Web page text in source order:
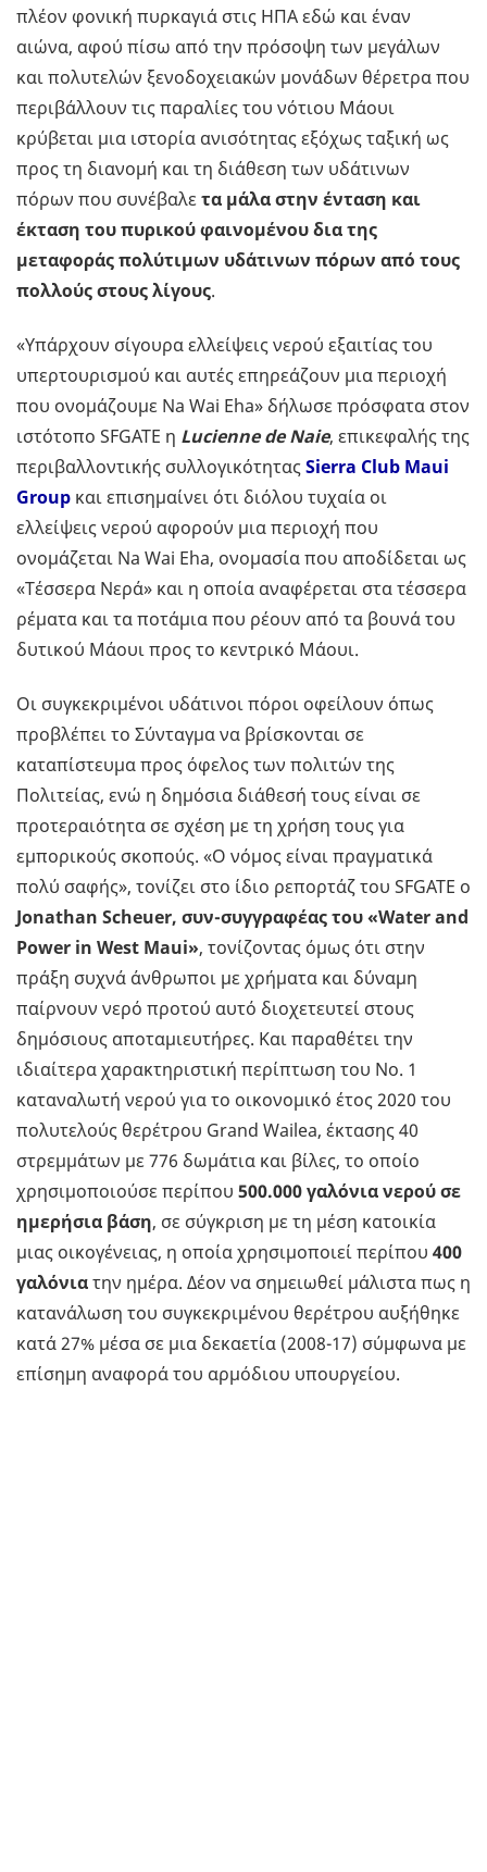
πλέον φονική πυρκαγιά στις ΗΠΑ εδώ και έναν
αιώνα, αφού πίσω από την πρόσοψη των μεγάλων
και πολυτελών ξενοδοχειακών μονάδων θέρετρα που
περιβάλλουν τις παραλίες του νότιου Μάουι
κρύβεται μια ιστορία ανισότητας εξόχως ταξική ως
προς τη διανομή και τη διάθεση των υδάτινων
πόρων που συνέβαλετα μάλα στην ένταση και
έκταση του πυρικού φαινομένου δια της
μεταφοράς πολύτιμων υδάτινων πόρων από τους
πολλούς στους λίγους.
«Υπάρχουν σίγουρα ελλείψεις νερού εξαιτίας του
υπερτουρισμού και αυτές επηρεάζουν μια περιοχή
που ονομάζουμε Na Wai Eha» δήλωσε πρόσφατα στον
ιστότοπο SFGATE η Lucienne de Naie, επικεφαλής της
περιβαλλοντικής συλλογικότηταςSierra Club Maui
Group και επισημαίνει ότι διόλου τυχαία οι
ελλείψεις νερού αφορούν μια περιοχή που
ονομάζεται Na Wai Eha, ονομασία που αποδίδεται ως
«Τέσσερα Νερά» και η οποία αναφέρεται στα τέσσερα
ρέματα και τα ποτάμια που ρέουν από τα βουνά του
δυτικού Μάουι προς το κεντρικό Μάουι.
Οι συγκεκριμένοι υδάτινοι πόροι οφείλουν όπως
προβλέπει το Σύνταγμα να βρίσκονται σε
καταπίστευμα προς όφελος των πολιτών της
Πολιτείας, ενώ η δημόσια διάθεσή τους είναι σε
προτεραιότητα σε σχέση με τη χρήση τους για
εμπορικούς σκοπούς. «Ο νόμος είναι πραγματικά
πολύ σαφής», τονίζει στο ίδιο ρεπορτάζ του SFGATE o
Jonathan Scheuer, συν-συγγραφέας του «Water and
Power in West Maui», τονίζοντας όμως ότι στην
πράξη συχνά άνθρωποι με χρήματα και δύναμη
παίρνουν νερό προτού αυτό διοχετευτεί στους
δημόσιους αποταμιευτήρες. Και παραθέτει την
ιδιαίτερα χαρακτηριστική περίπτωση του Νο. 1
καταναλωτή νερού για το οικονομικό έτος 2020 του
πολυτελούς θερέτρου Grand Wailea, έκτασης 40
στρεμμάτων με 776 δωμάτια και βίλες, το οποίο
χρησιμοποιούσε περίπου 500.000 γαλόνια νερού σε
ημερήσια βάση, σε σύγκριση με τη μέση κατοικία
μιας οικογένειας, η οποία χρησιμοποιεί περίπου 400
γαλόνιατην ημέρα. Δέον να σημειωθεί μάλιστα πως η
κατανάλωση του συγκεκριμένου θερέτρου αυξήθηκε
κατά 27% μέσα σε μια δεκαετία (2008-17) σύμφωνα με
επίσημη αναφορά του αρμόδιου υπουργείου.